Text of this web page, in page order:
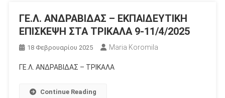
ΓΕ.Λ. ΑΝΔΡΑΒΙΔΑΣ – ΕΚΠΑΙΔΕΥΤΙΚΗ
ΕΠΙΣΚΕΨΗ ΣΤΑ ΤΡΙΚΑΛΑ 9-11/4/2025
18 Φεβρουαρίου 2025 Maria Koromila
ΓΕ.Λ. ΑΝΔΡΑΒΙΔΑΣ – ΤΡΙΚΑΛΑ
Continue Reading